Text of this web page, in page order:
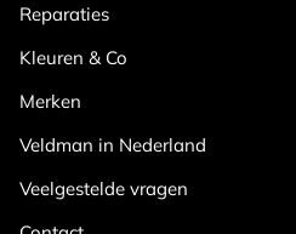
Reparaties
Kleuren & Co
Merken
Veldman in Nederland
Veelgestelde vragen